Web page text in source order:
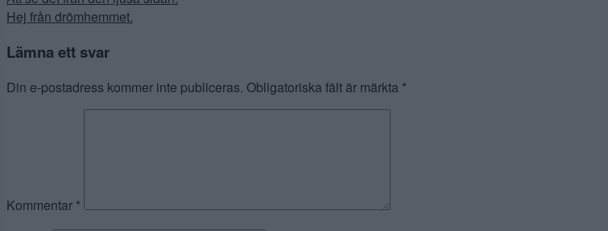
Hej från drömhemmet.
Lämna ett svar
Din e-postadress kommer inte publiceras. Obligatoriska fält är märkta *
Kommentar *